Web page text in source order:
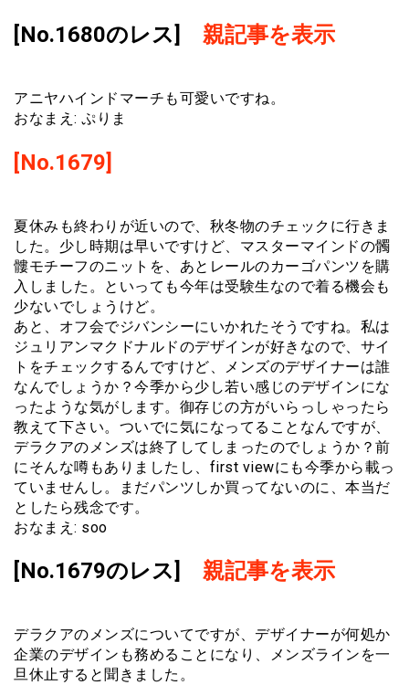
[No.1680のレス] 親記事を表示
アニヤハインドマーチも可愛いですね。
おなまえ: ぷりま
[No.1679]
夏休みも終わりが近いので、秋冬物のチェックに行きま
した。少し時期は早いですけど、マスターマインドの髑
髏モチーフのニットを、あとレールのカーゴパンツを購
入しました。といっても今年は受験生なので着る機会も
少ないでしょうけど。
あと、オフ会でジバンシーにいかれたそうですね。私は
ジュリアンマクドナルドのデザインが好きなので、サイ
トをチェックするんですけど、メンズのデザイナーは誰
なんでしょうか？今季から少し若い感じのデザインにな
ったような気がします。御存じの方がいらっしゃったら
教えて下さい。ついでに気になってることなんですが、
デラクアのメンズは終了してしまったのでしょうか？前
にそんな噂もありましたし、first viewにも今季から載っ
ていませんし。まだパンツしか買ってないのに、本当だ
としたら残念です。
おなまえ: soo
[No.1679のレス] 親記事を表示
デラクアのメンズについてですが、デザイナーが何処か
企業のデザインも務めることになり、メンズラインを一
旦休止すると聞きました。